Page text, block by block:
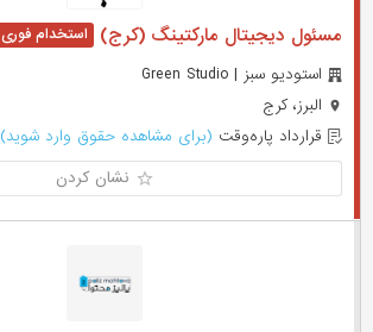
مسئول دیجیتال مارکتینگ (کرج)
استودیو سبز | Green Studio
البرز، کرج
قرارداد پاره‌وقت (برای مشاهده حقوق وارد شوید)
نشان کردن